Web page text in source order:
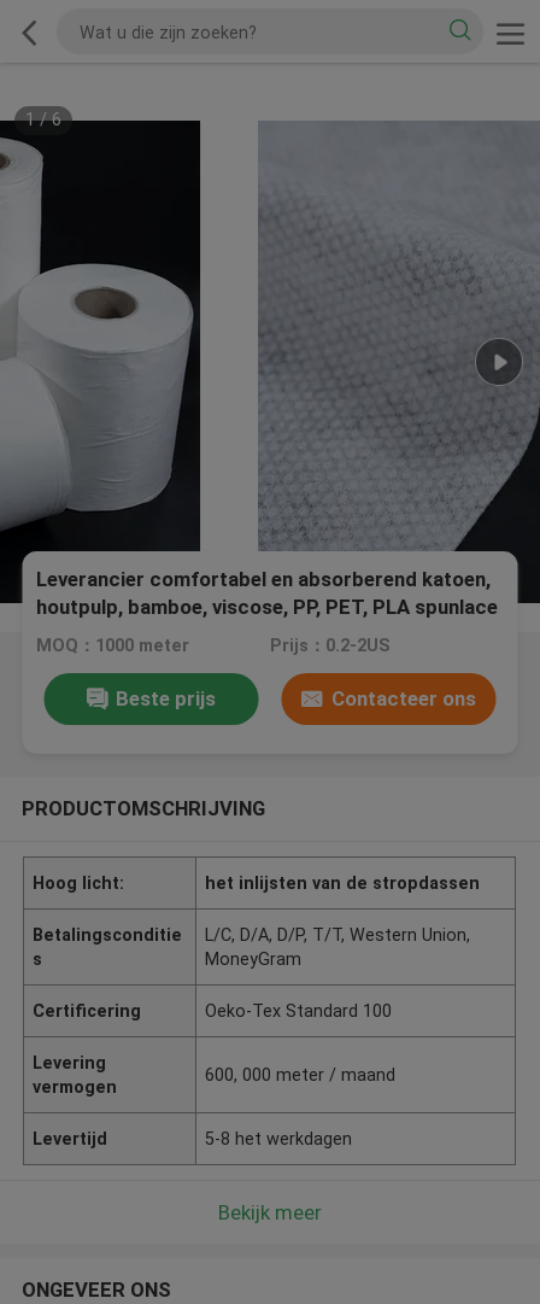
1/6
Leverancier comfortabel en absorberend katoen,
houtpulp, bamboe, viscose, PP, PET, PLA spunlace
niet-geweven weefsel voor nat
MOQ：1000 meter Prijs：0.2-2US
Beste prijs Contacteer ons
PRODUCTOMSCHRIJVING
Hoog licht: het inlijsten van de stropdassen
Betalingsconditie
s
L/C, D/A, D/P, T/T, Western Union,
MoneyGram
Certificering Oeko-Tex Standard 100
Levering
vermogen
600, 000 meter / maand
Levertijd 5-8 het werkdagen
Bekijk meer
ONGEVEER ONS